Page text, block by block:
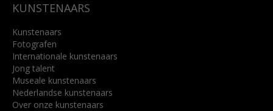
KUNSTENAARS
Kunstenaars
Fotografen
Internationale kunstenaars
Jong talent
Museale kunstenaars
Nederlandse kunstenaars
Over onze kunstenaars